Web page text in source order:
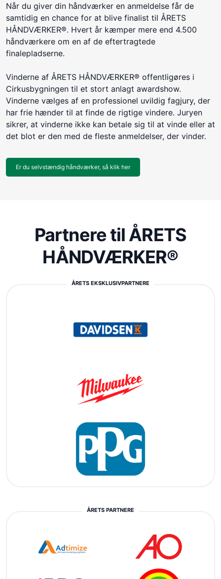
Når du giver din håndværker en anmeldelse får de
samtidig en chance for at blive finalist til ÅRETS
HÅNDVÆRKER®. Hvert år kæmper mere end 4.500
håndværkere om en af de eftertragtede
finalepladserne.
Vinderne af ÅRETS HÅNDVÆRKER® offentligøres i
Cirkusbygningen til et stort anlagt awardshow.
Vinderne vælges af en professionel uvildig fagjury, der
har frie hænder til at finde de rigtige vindere. Juryen
sikrer, at vinderne ikke kan betale sig til at vinde eller at
det blot er den med de fleste anmeldelser, der vinder.
Er du selvstændig håndværker, så klik her
Partnere til ÅRETS
HÅNDVÆRKER®
ÅRETS EKSKLUSIVPARTNERE
ÅRETS PARTNERE